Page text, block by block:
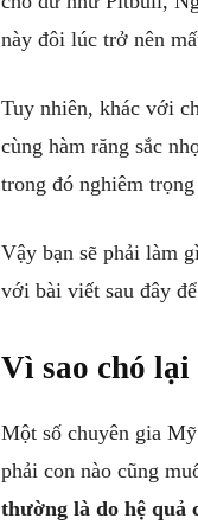
này đôi lúc trở nên
Tuy nhiên, khác với
cùng hàm răng sắc
trong đó nghiêm
Vậy bạn sẽ phải làm
với bài viết sau đây
Vì sao chó lại
Một số chuyên gia
phải con nào cũng
thường là do hệ quả